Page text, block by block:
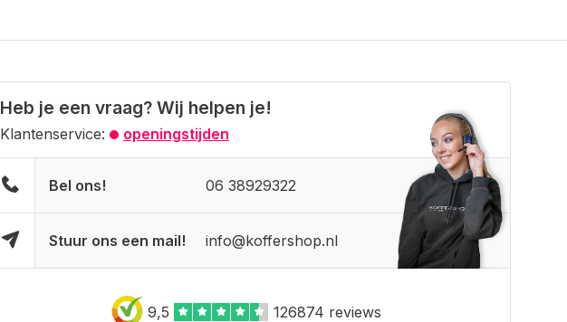
Heb je een vraag? Wij helpen je!
Klantenservice: openingstijden
Bel ons! 06 38929322
Stuur ons een mail! info@koffershop.nl
9,5 126874 reviews